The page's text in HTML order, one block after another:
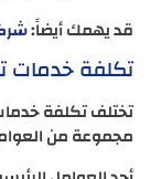
قد يهمك أيضاً:
تكلفة
تختلف تكلفة
مجموعة من